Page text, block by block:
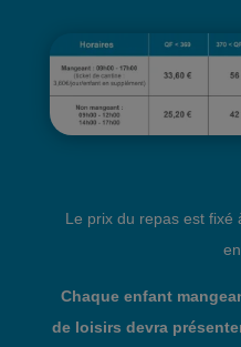
Le prix du repas est
Chaque enfant
de loisirs devra